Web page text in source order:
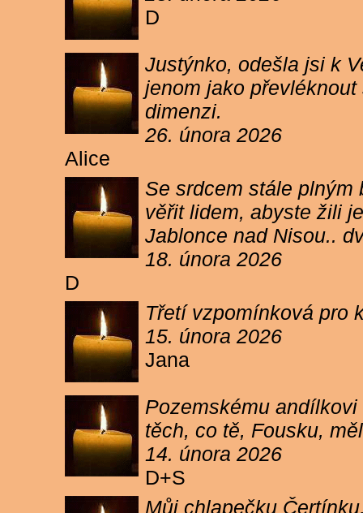
D
Justýnko, odešla jsi k
jenom jako
dimenzi.
26. února 2026
Alice
Se srdcem stále
věřit lidem, abyste žili
Jablonce nad Nisou..
18. února 2026
D
Třetí vzpomínková pro
15. února 2026
Jana
Pozemskému
těch, co tě, Fousku,
14. února 2026
D+S
Můj chlapečku